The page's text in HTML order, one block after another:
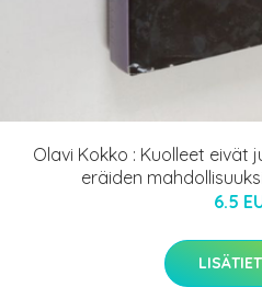
Olavi Kokko : Kuolleet eivät
eräiden
6.5